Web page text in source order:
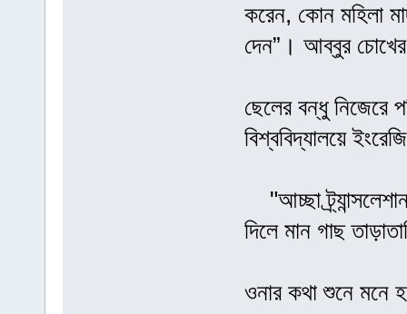
করেন, কোন মহিলা
দেন”। আব্বুর চোখের
ছেলের বন্ধু
বিশ্ববিদ্যালয়ে
"আচ্ছা
দিলে মান গাছ
ওনার কথা শুনে